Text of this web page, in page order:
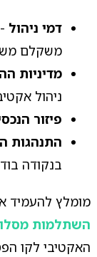
דמי ניהול
משקלם
מדיניות
ניהול
פיזור
התנהגות
בנקודה
מומלץ להעמיד
השתלמות
האקטיבי לקו